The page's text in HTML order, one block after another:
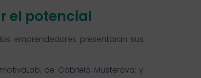
el potencial
emprendedores presentaran sus
de Gabriela Musterova; y